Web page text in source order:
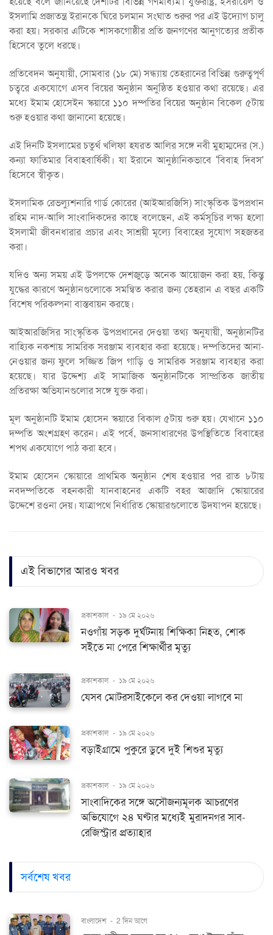
ইসলামি প্রজাতন্ত্র ইরানকে ঘিরে চলমান সংঘাত শুরুর পর এই উদ্যোগ চালু
করা হয়। সরকার এটিকে শাসকগোষ্ঠীর প্রতি জনগণের আনুগত্যের প্রতীক
হিসেবে তুলে ধরছে।
প্রতিবেদন অনুযায়ী, সোমবার (১৮ মে) সন্ধ্যায় তেহরানের বিভিন্ন গুরুত্বপূর্ণ
চত্বরে একযোগে এসব বিয়ের অনুষ্ঠান অনুষ্ঠিত হওয়ার কথা রয়েছে। এর
মধ্যে ইমাম হোসেইন স্কয়ারে ১১০ দম্পতির বিয়ের অনুষ্ঠান বিকেল ৫টায়
শুরু হওয়ার কথা জানানো হয়েছে।
এই দিনটি ইসলামের চতুর্থ খলিফা হযরত আলির সঙ্গে নবী মুহাম্মদের (স.)
কন্যা ফাতিমার বিবাহবার্ষিকী। যা ইরানে আনুষ্ঠানিকভাবে ‘বিবাহ দিবস’
হিসেবে স্বীকৃত।
ইসলামিক রেভল্যুশনারি গার্ড কোরের (আইআরজিসি) সাংস্কৃতিক উপপ্রধান
রহিম নাদ-আলি সাংবাদিকদের কাছে বলেছেন, এই কর্মসূচির লক্ষ্য হলো
ইসলামী জীবনধারার প্রচার এবং সাশ্রয়ী মূল্যে বিবাহের সুযোগ সহজতর
করা।
যদিও অন্য সময় এই উপলক্ষে দেশজুড়ে অনেক আয়োজন করা হয়, কিন্তু
যুদ্ধের কারণে অনুষ্ঠানগুলোকে সমন্বিত করার জন্য তেহরান এ বছর একটি
বিশেষ পরিকল্পনা বাস্তবায়ন করছে।
আইআরজিসির সাংস্কৃতিক উপপ্রধানের দেওয়া তথ্য অনুযায়ী, অনুষ্ঠানটির
বাহ্যিক নকশায় সামরিক সরঞ্জাম ব্যবহার করা হয়েছে। দম্পতিদের আনা-
নেওয়ার জন্য ফুলে সজ্জিত জিপ গাড়ি ও সামরিক সরঞ্জাম ব্যবহার করা
হয়েছে। যার উদ্দেশ্য এই সামাজিক অনুষ্ঠানটিকে সাম্প্রতিক জাতীয়
প্রতিরক্ষা অভিযানগুলোর সঙ্গে যুক্ত করা।
মূল অনুষ্ঠানটি ইমাম হোসেন স্কয়ারে বিকাল ৫টায় শুরু হয়। যেখানে ১১০
দম্পতি অংশগ্রহণ করেন। এই পর্বে, জনসাধারণের উপস্থিতিতে বিবাহের
শপথ একযোগে পাঠ করা হবে।
ইমাম হোসেন স্কোয়ারে প্রাথমিক অনুষ্ঠান শেষ হওয়ার পর রাত ৮টায়
নবদম্পতিকে বহনকারী যানবাহনের একটি বহর আজাদি স্কোয়ারের
উদ্দেশে রওনা দেয়। যাত্রাপথে নির্ধারিত স্কোয়ারগুলোতে উদযাপন হয়েছে।
এই বিভাগের আরও খবর
প্রকাশকাল - ১৯ মে ২০২৬
নওগাঁয় সড়ক দুর্ঘটনায় শিক্ষিকা নিহত, শোক
সইতে না পেরে শিক্ষার্থীর মৃত্যু
প্রকাশকাল - ১৯ মে ২০২৬
যেসব মোটরসাইকেলে কর দেওয়া লাগবে না
প্রকাশকাল - ১৯ মে ২০২৬
বড়াইগ্রামে পুকুরে ডুবে দুই শিশুর মৃত্যু
প্রকাশকাল - ১৯ মে ২০২৬
সাংবাদিকের সঙ্গে অসৌজন্যমূলক আচরণের
অভিযোগে ২৪ ঘণ্টার মধ্যেই মুরাদনগর সাব-
রেজিস্ট্রার প্রত্যাহার
সর্বশেষ খবর
বাংলাদেশ - 2 দিন আগে